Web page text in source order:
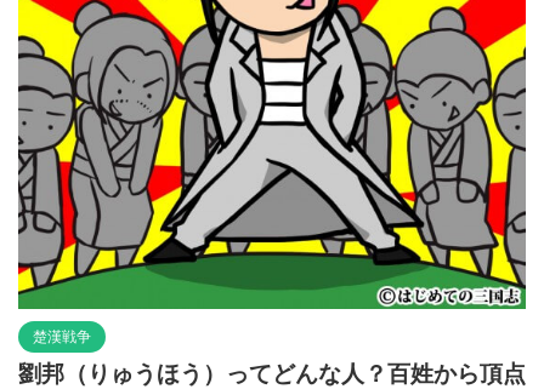
楚漢戦争
劉邦（りゅうほう）ってどんな人？百姓から頂点